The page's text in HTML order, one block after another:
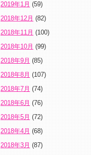
2019年1月 (59)
2018年12月 (82)
2018年11月 (100)
2018年10月 (99)
2018年9月 (85)
2018年8月 (107)
2018年7月 (74)
2018年6月 (76)
2018年5月 (72)
2018年4月 (68)
2018年3月 (87)